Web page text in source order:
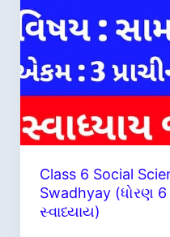
Class 6 Social
Swadhyay (ધોરણ 6
સ્વાધ્યાય)